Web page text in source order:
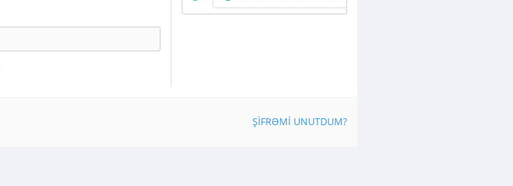
ŞIFRƏMI UNUTDUM?